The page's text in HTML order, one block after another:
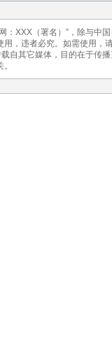
：XXX（署名）”，除与中
，违者必究。如需使用，
自其它媒体，目的在于传